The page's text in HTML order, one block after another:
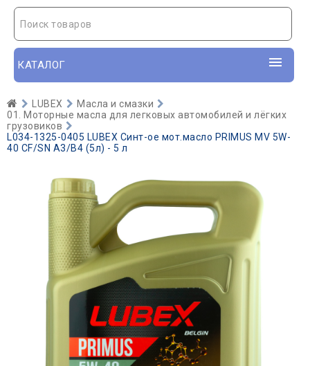
Поиск товаров
КАТАЛОГ
LUBEX
Масла и смазки
01. Моторные масла для легковых автомобилей и лёгких
грузовиков
L034-1325-0405 LUBEX Синт-ое мот.масло PRIMUS MV 5W-
40 CF/SN A3/B4 (5л) - 5 л